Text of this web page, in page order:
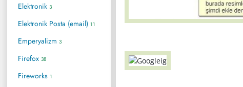
Elektronik 3
Elektronik Posta (email) 11
Emperyalizm 3
Firefox 38
Fireworks 1